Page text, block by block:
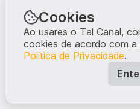
Cookies
Ao usares o Tal Canal,
cookies de acordo com a
Política de Privacidade.